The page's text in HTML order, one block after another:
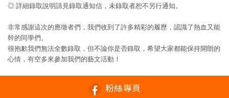
◎ 詳細錄取說明請見錄取通知信，未錄取者恕不另行通知。
非常感謝這次的應徵者們，我們收到了許多精彩的履歷，認識了熱血又能
幹的同學們。
很抱歉我們無法全數錄取，但不論你是否錄取，希望大家都能保持開朗的
心情，有空多來參加我們的藝文活動！
粉絲專頁